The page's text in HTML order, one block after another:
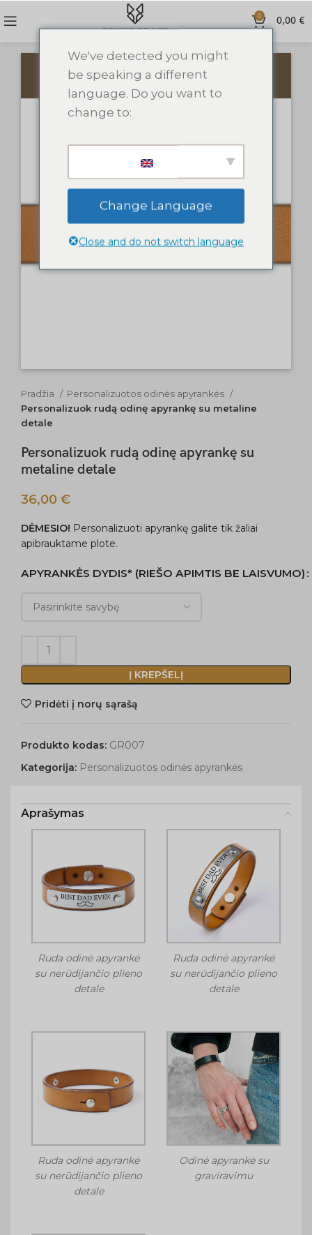
0 0,00 €
Pradžia
Personalizuotos odinės apyrankės
Personalizuok rudą odinę apyrankę su metaline
detale
Personalizuok rudą odinę apyrankę su
metaline detale
36,00 €
DĖMESIO! Personalizuoti apyrankę galite tik žaliai
apibrauktame plote.
APYRANKĖS DYDIS* (RIEŠO APIMTIS BE LAISVUMO)
Į KREPŠELĮ
Pridėti į norų sąrašą
Produkto kodas: GR007
Kategorija: Personalizuotos odinės apyrankės
Aprašymas
Ruda odinė apyrankė
su nerūdijančio plieno
detale
Ruda odinė apyrankė
su nerūdijančio plieno
detale
Ruda odinė apyrankė
su nerūdijančio plieno
detale
Odinė apyrankė su
graviravimu
We've detected you might
be speaking a different
language. Do you want to
change to:
Change Language
Close and do not switch language